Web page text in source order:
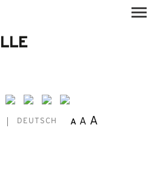
DEUTSCH A A A